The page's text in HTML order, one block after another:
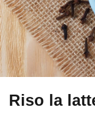
Riso la